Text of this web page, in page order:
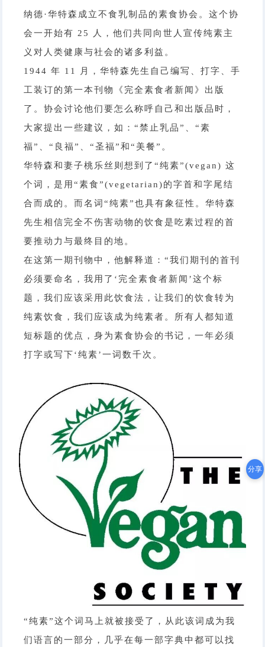
纳德·华特森成立不食乳制品的素食协会。这个协
会一开始有 25 人，他们共同向世人宣传纯素主
义对人类健康与社会的诸多利益。
1944 年 11 月，华特森先生自己编写、打字、手
工装订的第一本刊物《完全素食者新闻》出版
了。协会讨论他们要怎么称呼自己和出版品时，
大家提出一些建议，如：“禁止乳品”、“素
福”、“良福”、“圣福”和“美餐”。
华特森和妻子桃乐丝则想到了“纯素”(vegan) 这
个词，是用“素食”(vegetarian)的字首和字尾结
合而成的。而名词“纯素”也具有象征性。华特森
先生相信完全不伤害动物的饮食是吃素过程的首
要推动力与最终目的地。
在这第一期刊物中，他解释道：“我们期刊的首刊
必须要命名，我用了‘完全素食者新闻’这个标
题，我们应该采用此饮食法，让我们的饮食转为
纯素饮食，我们应该成为纯素者。所有人都知道
短标题的优点，身为素食协会的书记，一年必须
打字或写下‘纯素’一词数千次。
“纯素”这个词马上就被接受了，从此该词成为我
们语言的一部分，几乎在每一部字典中都可以找
分享